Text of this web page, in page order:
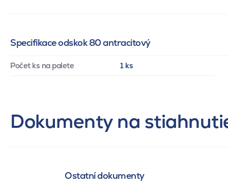
Specifikace odskok 80 antracitový
Počet ks na palete 1 ks
Dokumenty na
Ostatní dokumenty